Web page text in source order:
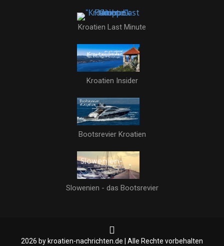
Kroatien Last Minute
Kroatien Insider
Bootsrevier Kroatien
Slowenien - das Bootsrevier
2026 by kroatien-nachrichten.de | Alle Rechte vorbehalten